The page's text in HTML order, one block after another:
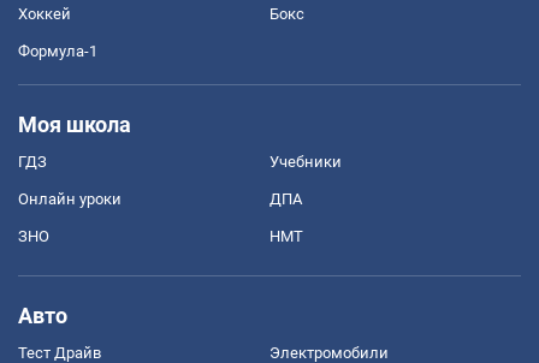
Хоккей Бокс
Формула-1
Моя школа
ГДЗ Учебники
Онлайн уроки ДПА
ЗНО НМТ
Авто
Тест Драйв Электромобили